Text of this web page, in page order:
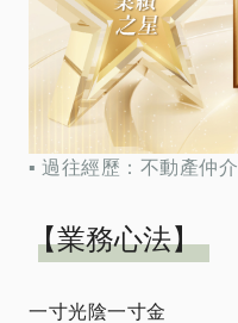
▪ 過往經歷：不動產仲介
【業務心法】
一寸光陰一寸金